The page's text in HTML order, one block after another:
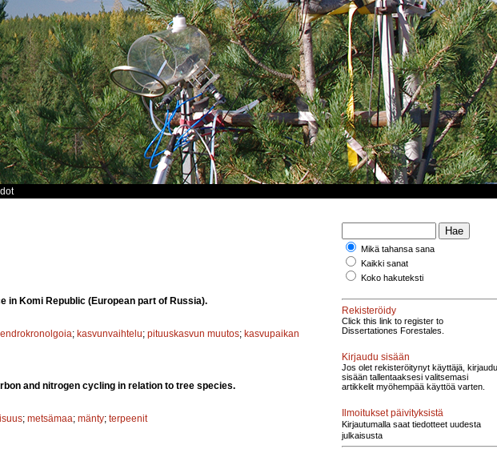
in Komi Republic (European part of Russia).
; kasvunvaihtelu; pituuskasvun muutos; kasvupaikan
and nitrogen cycling in relation to tree species.
; metsämaa; mänty; terpeenit
Mikä tahansa sana
Kaikki sanat
Koko hakuteksti
Rekisteröidy
Click this link to register to
Dissertationes Forestales.
Kirjaudu sisään
Jos olet rekisteröitynyt käyttäjä, kirjaudu
sisään tallentaaksesi valitsemasi
artikkelit myöhempää käyttöä varten.
Ilmoitukset päivityksistä
Kirjautumalla saat tiedotteet uudesta
julkaisusta